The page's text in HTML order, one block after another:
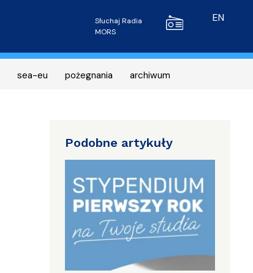
Radio MORS
Słuchaj Radia
MORS
EN
sea-eu pożegnania archiwum
Podobne artykuły